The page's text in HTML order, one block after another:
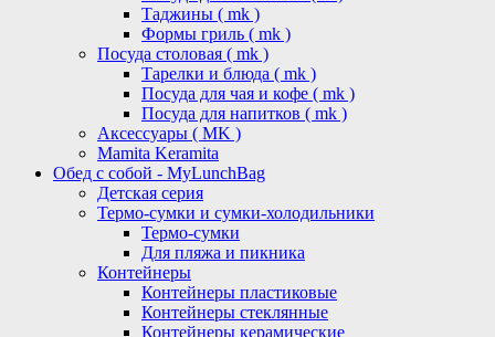
Таджины ( mk )
Формы гриль ( mk )
Посуда столовая ( mk )
Тарелки и блюда ( mk )
Посуда для чая и кофе ( mk )
Посуда для напитков ( mk )
Аксессуары ( MK )
Mamita Keramita
Обед с собой - MyLunchBag
Детская серия
Термо-сумки и сумки-холодильники
Термо-сумки
Для пляжа и пикника
Контейнеры
Контейнеры пластиковые
Контейнеры стеклянные
Контейнеры керамические